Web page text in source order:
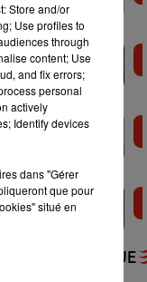
+ DE MUSIQUE
Store and/or
Use profiles to
through
content; Use
and fix errors;
personal
actively
Identify devices
dans "Gérer
que pour
situé en